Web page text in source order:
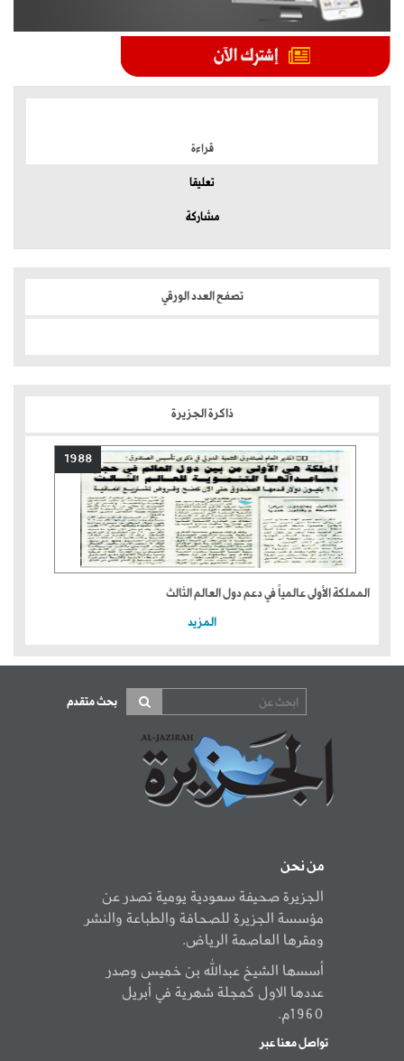
قراءة
تعليقا
مشاركة
تصفح العدد الورقي
ذاكرة الجزيرة
1988
المملكة الأولى عالمياً في دعم دول العالم الثالث
المزيد
بحث متقدم
من نحن
الجزيرة صحيفة سعودية يومية تصدر عن
مؤسسة الجزيرة للصحافة والطباعة والنشر
ومقرها العاصمة الرياض.
أسسها الشيخ عبدالله بن خميس وصدر
عددها الاول كمجلة شهرية في أبريل
1960م.
تواصل معنا عبر